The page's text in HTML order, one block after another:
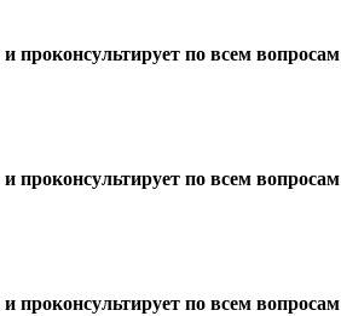
и проконсультирует по всем вопросам
и проконсультирует по всем вопросам
и проконсультирует по всем вопросам